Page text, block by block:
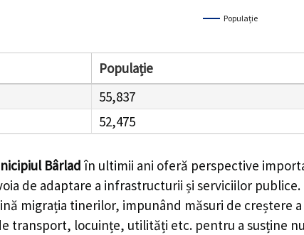
Populație
Populație
55,837
52,475
Bârlad în ultimii ani oferă perspective
de adaptare a infrastructurii și serviciilor
migrația tinerilor, impunând măsuri de creștere
transport, locuințe, utilități etc. pentru a susține